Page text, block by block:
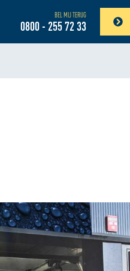
BEL MIJ TERUG
0800 - 255 72 33